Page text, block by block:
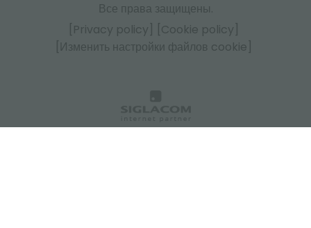
Все права защищены.
[Privacy policy]
[Cookie policy]
[Изменить настройки файлов cookie]